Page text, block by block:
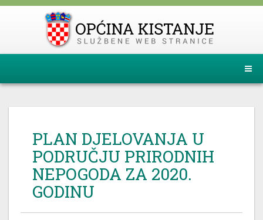
PLAN DJELOVANJA U
PODRUČJU PRIRODNIH
NEPOGODA ZA 2020.
GODINU